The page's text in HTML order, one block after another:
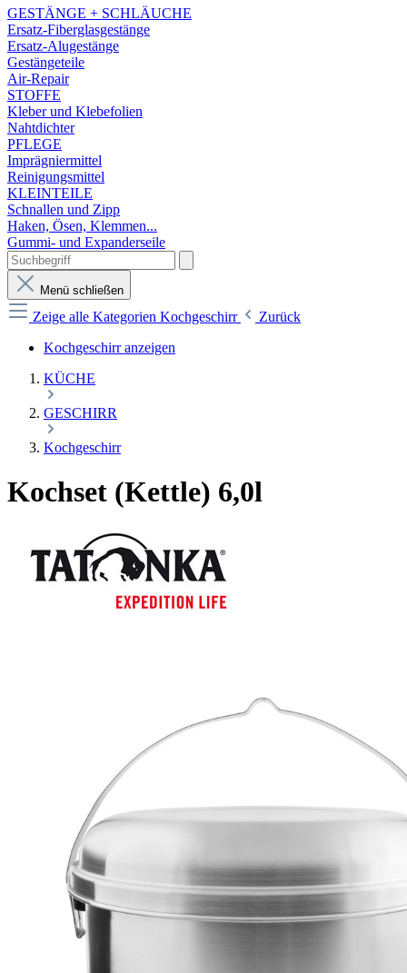
GESTÄNGE + SCHLÄUCHE
Ersatz-Fiberglasgestänge
Ersatz-Alugestänge
Gestängeteile
Air-Repair
STOFFE
Kleber und Klebefolien
Nahtdichter
PFLEGE
Imprägniermittel
Reinigungsmittel
KLEINTEILE
Schnallen und Zipp
Haken, Ösen, Klemmen...
Gummi- und Expanderseile
Menü schließen
Zeige alle Kategorien Kochgeschirr
Zurück
Kochgeschirr anzeigen
KÜCHE
GESCHIRR
Kochgeschirr
Kochset (Kettle) 6,0l